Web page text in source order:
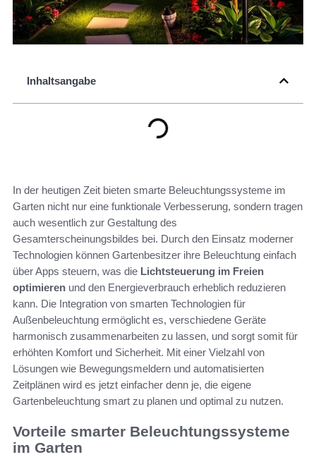
Inhaltsangabe
In der heutigen Zeit bieten smarte Beleuchtungssysteme im
Garten nicht nur eine funktionale Verbesserung, sondern tragen
auch wesentlich zur Gestaltung des
Gesamterscheinungsbildes bei. Durch den Einsatz moderner
Technologien können Gartenbesitzer ihre Beleuchtung einfach
über Apps steuern, was die Lichtsteuerung im Freien
optimieren und den Energieverbrauch erheblich reduzieren
kann. Die Integration von smarten Technologien für
Außenbeleuchtung ermöglicht es, verschiedene Geräte
harmonisch zusammenarbeiten zu lassen, und sorgt somit für
erhöhten Komfort und Sicherheit. Mit einer Vielzahl von
Lösungen wie Bewegungsmeldern und automatisierten
Zeitplänen wird es jetzt einfacher denn je, die eigene
Gartenbeleuchtung smart zu planen und optimal zu nutzen.
Vorteile smarter Beleuchtungssysteme
im Garten